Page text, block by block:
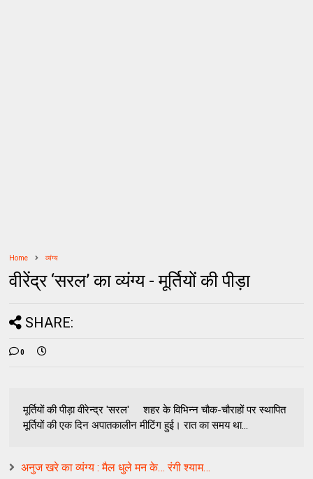
Home व्यंग्य
वीरेंद्र ‘सरल’ का व्यंग्य - मूर्तियों की पीड़ा
SHARE:
0
मूर्तियों की पीड़ा वीरेन्द्र 'सरल' शहर के विभिन्न चौक-चौराहों पर स्थापित
मूर्तियों की एक दिन अपातकालीन मीटिंग हुई। रात का समय था...
अनुज खरे का व्यंग्य : मैल धुले मन के… रंगी श्याम…